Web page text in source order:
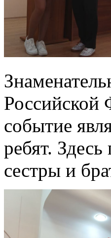
Российской
событие
ребят.
сестры и